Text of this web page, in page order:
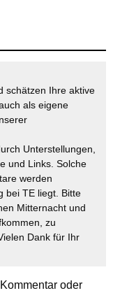
schätzen Ihre aktive
als eigene
Unterstellungen,
und Links. Solche
werden
bei TE liegt. Bitte
Mitternacht und
zu
Dank für Ihr
oder